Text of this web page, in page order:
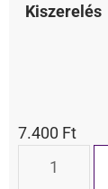
Kiszerelés
7.400 Ft